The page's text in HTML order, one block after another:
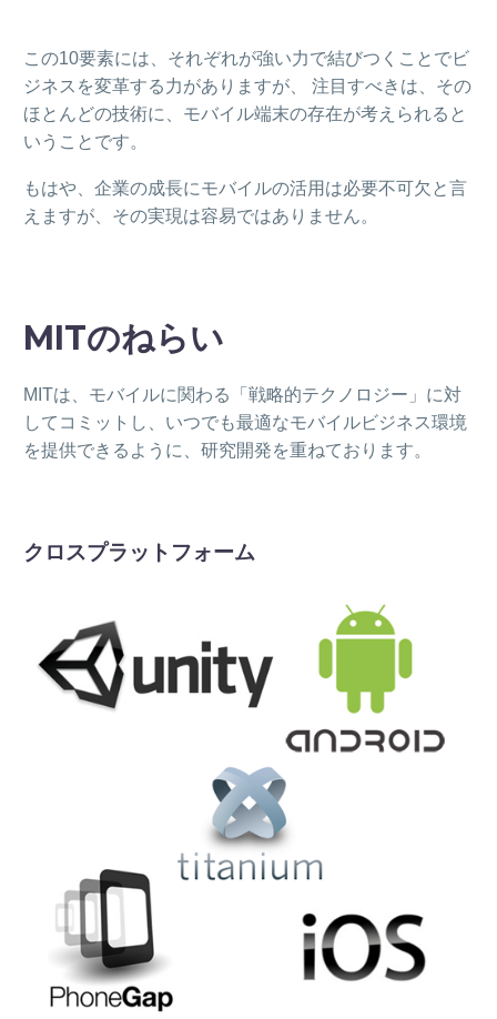
この10要素には、それぞれが強い力で結びつくことでビ
ジネスを変革する力がありますが、 注目すべきは、その
ほとんどの技術に、モバイル端末の存在が考えられると
いうことです。
もはや、企業の成長にモバイルの活用は必要不可欠と言
えますが、その実現は容易ではありません。
MITのねらい
MITは、モバイルに関わる「戦略的テクノロジー」に対
してコミットし、いつでも最適なモバイルビジネス環境
を提供できるように、研究開発を重ねております。
クロスプラットフォーム